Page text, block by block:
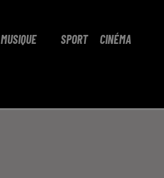
MUSIQUE SPORT CINÉMA